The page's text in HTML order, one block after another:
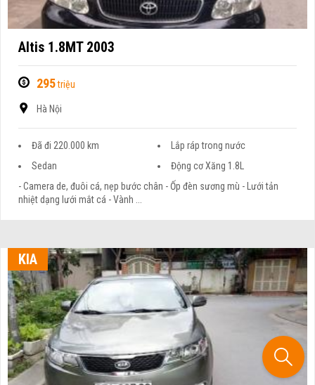
Altis 1.8MT 2003
295triệu
Hà Nội
Đã đi 220.000 km
Lắp ráp trong nước
Sedan
Động cơ Xăng 1.8L
- Camera de, đuôi cá, nẹp bước chân - Ốp đèn sương mù - Lưới tản
nhiệt dạng lưới mắt cá - Vành ...
KIA